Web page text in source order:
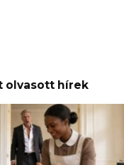
olvasott hírek